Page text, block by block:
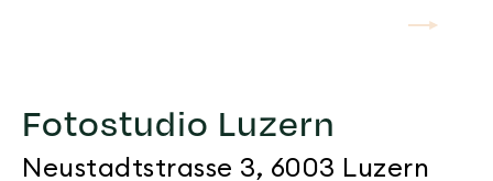
arrow-right
Fotostudio Luzern
Neustadtstrasse 3, 6003 Luzern